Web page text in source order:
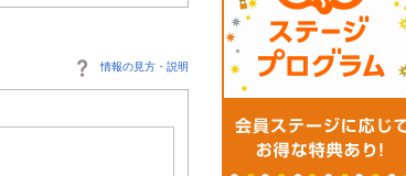
情報の見方・説明